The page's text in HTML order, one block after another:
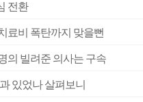
전환
료비 폭탄까지 맞을뻔
의 빌려준 의사는 구속
있었나 살펴보니